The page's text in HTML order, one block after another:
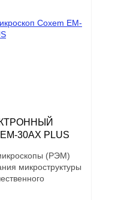
30AX PLUS
(РЭМ)
микроструктуры